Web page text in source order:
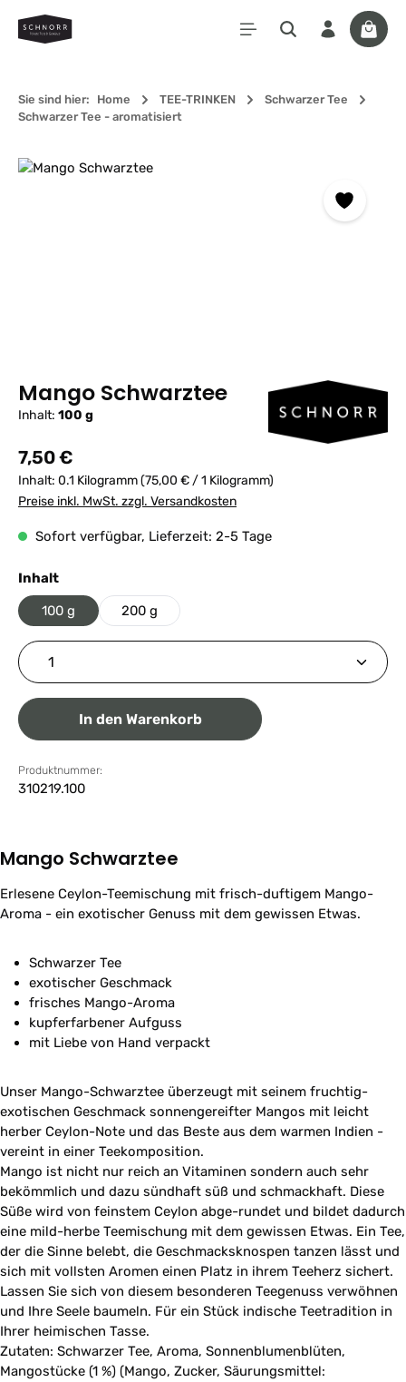
Zum Hauptinhalt springen
Sie sind hier: Home TEE-TRINKEN
Schwarzer Tee
Schwarzer Tee - aromatisiert
Bildergalerie überspringen
Mango Schwarztee
Inhalt: 100 g
Regulärer Preis:
7,50 €
Inhalt: 0.1 Kilogramm(75,00 € / 1 Kilogramm)
Preise inkl. MwSt. zzgl. Versandkosten
Sofort verfügbar, Lieferzeit: 2-5 Tage
Inhaltauswählen
100 g 200 g
Produkt Anzahl: Gib den gewünschten Wert ein
In den Warenkorb
Produktnummer:
310219.100
Mango Schwarztee
Erlesene Ceylon-Teemischung mit frisch-duftigem Mango-
Aroma - ein exotischer Genuss mit dem gewissen Etwas.
Schwarzer Tee
exotischer Geschmack
frisches Mango-Aroma
kupferfarbener Aufguss
mit Liebe von Hand verpackt
Unser Mango-Schwarztee überzeugt mit seinem fruchtig-
exotischen Geschmack sonnengereifter Mangos mit leicht
herber Ceylon-Note und das Beste aus dem warmen Indien -
vereint in einer Teekomposition.
Mango ist nicht nur reich an Vitaminen sondern auch sehr
bekömmlich und dazu sündhaft süß und schmackhaft. Diese
Süße wird von feinstem Ceylon abge-rundet und bildet dadurch
eine mild-herbe Teemischung mit dem gewissen Etwas. Ein Tee,
der die Sinne belebt, die Geschmacksknospen tanzen lässt und
sich mit vollsten Aromen einen Platz in ihrem Teeherz sichert.
Lassen Sie sich von diesem besonderen Teegenuss verwöhnen
und Ihre Seele baumeln. Für ein Stück indische Teetradition in
Ihrer heimischen Tasse.
Zutaten: Schwarzer Tee, Aroma, Sonnenblumenblüten,
Mangostücke (1 %) (Mango, Zucker, Säurungsmittel: